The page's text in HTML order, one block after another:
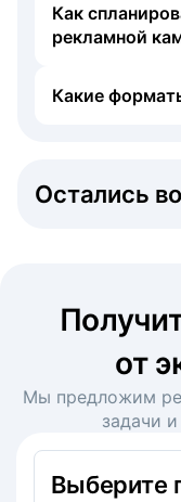
Как
рекламной
Какие
Остались
от
Мы предложим
задачи
Выберите